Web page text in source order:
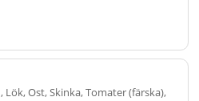
Lök, Ost, Skinka, Tomater (färska),